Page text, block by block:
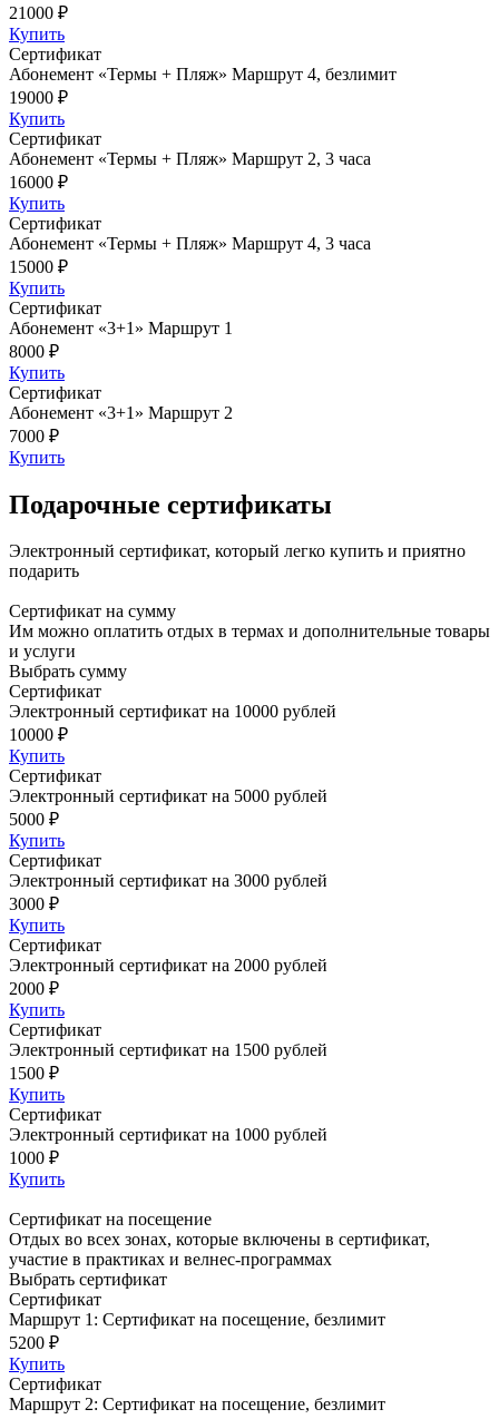
21000 ₽
Купить
Сертификат
Абонемент «Термы + Пляж» Маршрут 4, безлимит
19000 ₽
Купить
Сертификат
Абонемент «Термы + Пляж» Маршрут 2, 3 часа
16000 ₽
Купить
Сертификат
Абонемент «Термы + Пляж» Маршрут 4, 3 часа
15000 ₽
Купить
Сертификат
Абонемент «3+1» Маршрут 1
8000 ₽
Купить
Сертификат
Абонемент «3+1» Маршрут 2
7000 ₽
Купить
Подарочные сертификаты
Электронный сертификат, который легко купить и приятно
подарить
Сертификат на сумму
Им можно оплатить отдых в термах и дополнительные товары
и услуги
Выбрать сумму
Сертификат
Электронный сертификат на 10000 рублей
10000 ₽
Купить
Сертификат
Электронный сертификат на 5000 рублей
5000 ₽
Купить
Сертификат
Электронный сертификат на 3000 рублей
3000 ₽
Купить
Сертификат
Электронный сертификат на 2000 рублей
2000 ₽
Купить
Сертификат
Электронный сертификат на 1500 рублей
1500 ₽
Купить
Сертификат
Электронный сертификат на 1000 рублей
1000 ₽
Купить
Сертификат на посещение
Отдых во всех зонах, которые включены в сертификат,
участие в практиках и велнес-программах
Выбрать сертификат
Сертификат
Маршрут 1: Сертификат на посещение, безлимит
5200 ₽
Купить
Сертификат
Маршрут 2: Сертификат на посещение, безлимит